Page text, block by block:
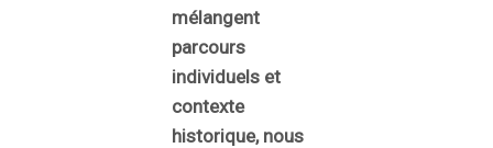
mélangent
parcours
individuels et
contexte
historique, nous